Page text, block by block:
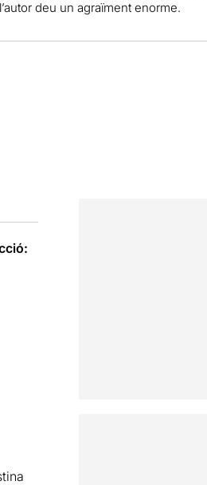
deu un agraïment enorme.